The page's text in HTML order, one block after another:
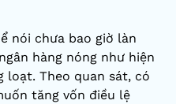
nói chưa bao giờ làn
hàng nóng như hiện
loạt. Theo quan sát, có
tăng vốn điều lệ